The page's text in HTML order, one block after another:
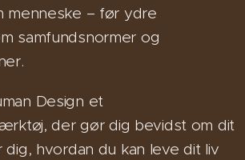
menneske – før ydre
samfundsnormer og
Design et
der gør dig bevidst om dit
hvordan du kan leve dit liv